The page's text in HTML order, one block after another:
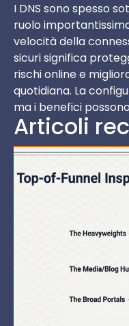
I DNS sono spesso
ruolo
velocità della
sicuri significa
rischi online e
quotidiana. La
ma i benefici
Articoli